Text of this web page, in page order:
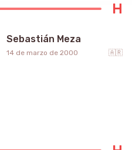
32
Sebastián Meza
14 de marzo de 2000 🇦🇷